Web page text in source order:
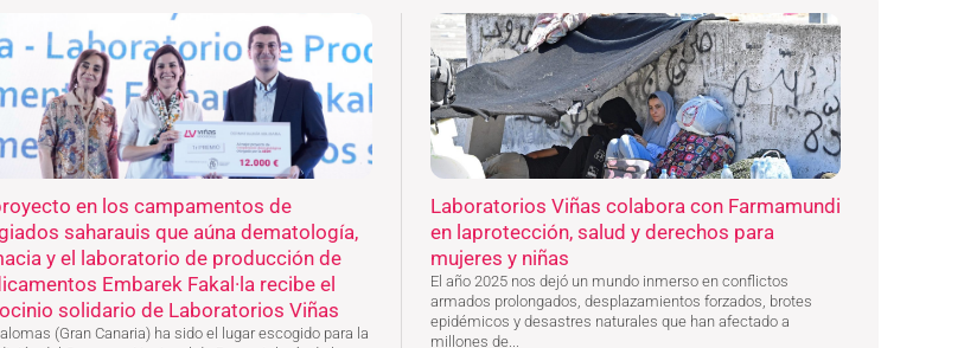
en los campamentos de
saharauis que aúna dematología,
y el laboratorio de producción de
Embarek Fakal·la recibe el
solidario de Laboratorios Viñas
(Gran Canaria) ha sido el lugar escogido para la
Laboratorios Viñas colabora con Farmamundi
en laprotección, salud y derechos para
mujeres y niñas
El año 2025 nos dejó un mundo inmerso en conflictos
armados prolongados, desplazamientos forzados, brotes
epidémicos y desastres naturales que han afectado a
millones de...